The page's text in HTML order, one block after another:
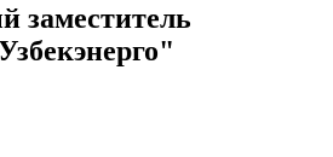
заместитель